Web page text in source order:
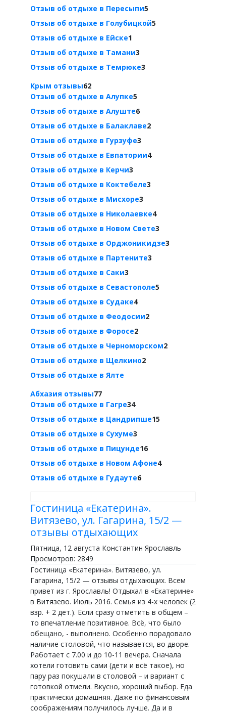
Отзыв об отдыхе в Пересыпи5
Отзыв об отдыхе в Голубицкой5
Отзыв об отдыхе в Ейске1
Отзыв об отдыхе в Тамани3
Отзыв об отдыхе в Темрюке3
Крым отзывы62
Отзыв об отдыхе в Алупке5
Отзыв об отдыхе в Алуште6
Отзыв об отдыхе в Балаклаве2
Отзыв об отдыхе в Гурзуфе3
Отзыв об отдыхе в Евпатории4
Отзыв об отдыхе в Керчи3
Отзыв об отдыхе в Коктебеле3
Отзыв об отдыхе в Мисхоре3
Отзыв об отдыхе в Николаевке4
Отзыв об отдыхе в Новом Свете3
Отзыв об отдыхе в Орджоникидзе3
Отзыв об отдыхе в Партените3
Отзыв об отдыхе в Саки3
Отзыв об отдыхе в Севастополе5
Отзыв об отдыхе в Судаке4
Отзыв об отдыхе в Феодосии2
Отзыв об отдыхе в Форосе2
Отзыв об отдыхе в Черноморском2
Отзыв об отдыхе в Щелкино2
Отзыв об отдыхе в Ялте
Абхазия отзывы77
Отзыв об отдыхе в Гагре34
Отзыв об отдыхе в Цандрипше15
Отзыв об отдыхе в Сухуме3
Отзыв об отдыхе в Пицунде16
Отзыв об отдыхе в Новом Афоне4
Отзыв об отдыхе в Гудауте6
Гостиница «Екатерина».
Витязево, ул. Гагарина, 15/2 —
отзывы отдыхающих
Пятница, 12 августа Константин Ярославль
Просмотров: 2849
Гостиница «Екатерина». Витязево, ул.
Гагарина, 15/2 — отзывы отдыхающих. Всем
привет из г. Ярославль! Отдыхал в «Екатерине»
в Витязево. Июль 2016. Семья из 4-х человек (2
взр. + 2 дет.). Если сразу отметить в общем –
то впечатление позитивное. Всё, что было
обещано, - выполнено. Особенно порадовало
наличие столовой, что называется, во дворе.
Работает с 7.00 и до 10-11 вечера. Сначала
хотели готовить сами (дети и всё такое), но
пару раз покушали в столовой – и вариант с
готовкой отмели. Вкусно, хороший выбор. Еда
практически домашняя. Даже по финансовым
соображениям получилось лучше. Да и в